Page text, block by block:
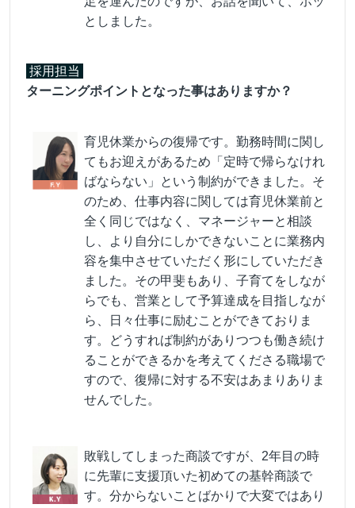
としました。
採用担当
ターニングポイントとなった事はありますか？
育児休業からの復帰です。勤務時間に関し
てもお迎えがあるため「定時で帰らなけれ
ばならない」という制約ができました。そ
のため、仕事内容に関しては育児休業前と
全く同じではなく、マネージャーと相談
し、より自分にしかできないことに業務内
容を集中させていただく形にしていただき
ました。その甲斐もあり、子育てをしなが
らでも、営業として予算達成を目指しなが
ら、日々仕事に励むことができておりま
す。どうすれば制約がありつつも働き続け
ることができるかを考えてくださる職場で
すので、復帰に対する不安はあまりありま
せんでした。
敗戦してしまった商談ですが、2年目の時
に先輩に支援頂いた初めての基幹商談で
す。分からないことばかりで大変ではあり